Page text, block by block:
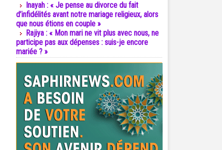
Inayah : « Je pense au divorce du fait
d’infidélités avant notre mariage religieux, alors
que nous étions en couple »
Rajiya : « Mon mari ne vit plus avec nous, ne
participe pas aux dépenses : suis-je encore
mariée ? »